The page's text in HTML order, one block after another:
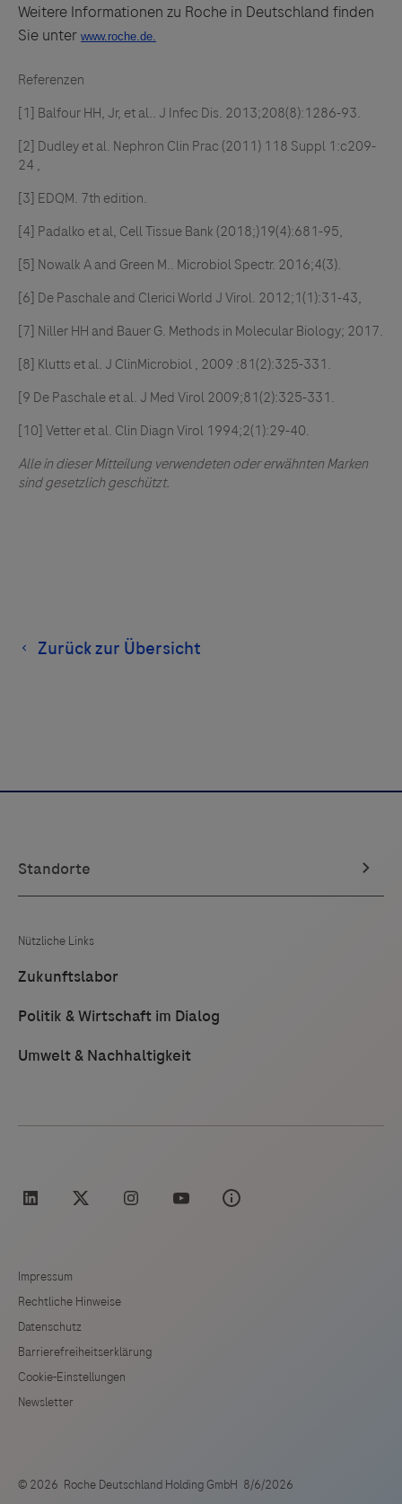
Weitere Informationen zu Roche in Deutschland finden
Sie unter
Referenzen
[1] Balfour HH, Jr, et al.. J Infec Dis. 2013;208(8):1286-93.
[2] Dudley et al. Nephron Clin Prac (2011) 118 Suppl 1:c209-
24 ,
[3] EDQM. 7th edition.
[4] Padalko et al, Cell Tissue Bank (2018;)19(4):681-95,
[5] Nowalk A and Green M.. Microbiol Spectr. 2016;4(3).
[6] De Paschale and Clerici World J Virol. 2012;1(1):31-43,
[7] Niller HH and Bauer G. Methods in Molecular Biology; 2017.
[8] Klutts et al. J ClinMicrobiol , 2009 :81(2):325-331.
[9 De Paschale et al. J Med Virol 2009;81(2):325-331.
[10] Vetter et al. Clin Diagn Virol 1994;2(1):29-40.
Alle in dieser Mitteilung verwendeten oder erwähnten Marken
sind gesetzlich geschützt.